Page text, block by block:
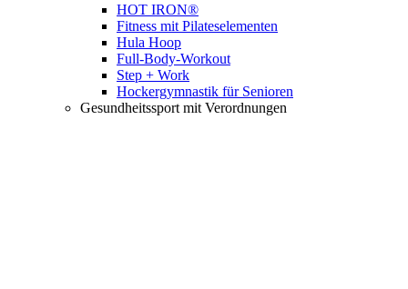
HOT IRON®
Fitness mit Pilateselementen
Hula Hoop
Full-Body-Workout
Step + Work
Hockergymnastik für Senioren
Gesundheitssport mit Verordnungen